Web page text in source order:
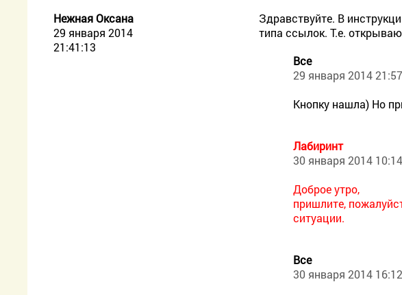
Нежная Оксана
29 января 2014
21:41:13
Здравствуйте. В
типа ссылок. Т.е.
Все
29 января 2014
Кнопку нашла) Но
Лабиринт
30 января 2014
Доброе утро,
пришлите,
ситуации.
Все
30 января 2014